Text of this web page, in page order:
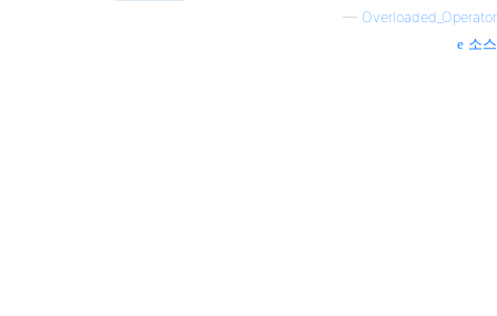
— Overloaded_Operator
소스